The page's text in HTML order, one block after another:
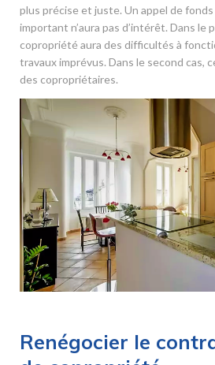
plus précise et juste. Un appel de
important n’aura pas d’intérêt. Dans le
copropriété aura des difficultés à
travaux imprévus. Dans le second cas,
des copropriétaires.
Renégocier le